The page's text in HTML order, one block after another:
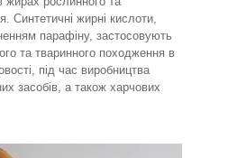
Синтетичні жирні кислоти,
парафіну, застосовують
та тваринного походження в
під час виробництва
засобів, а також харчових